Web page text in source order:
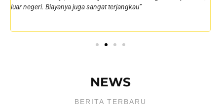
luar negeri. Biayanya juga sangat terjangkau”
NEWS
BERITA TERBARU